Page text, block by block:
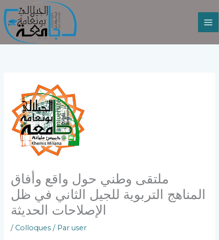
au
contenu
ملتقى وطني حول واقع وأفاق
المناهج التربوية للجيل الثاني في ظل
الإصلاحات الحديثة
/ Colloques / Paruser